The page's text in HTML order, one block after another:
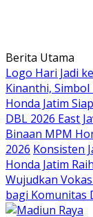
Langsung
ke
konten
Berita Utama
Logo Hari Jadi
Kinanthi,
Honda Jatim
DBL 2026 East
Binaan MPM
2026 Konsisten
Honda Jatim
Wujudkan
bagi Komunitas